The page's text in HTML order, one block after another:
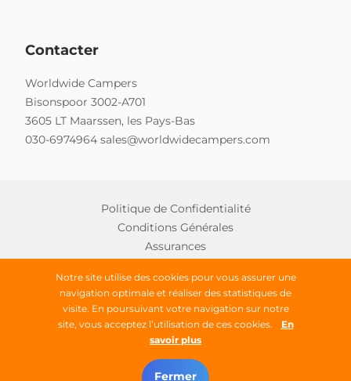
Notre site utilise des cookies pour vous assurer une
navigation optimale et réaliser des statistiques de
visite. En poursuivant votre navigation sur notre
site, vous acceptez l’utilisation de ces cookies.
En
savoir plus
Fermer
Contacter
Worldwide Campers
Bisonspoor 3002-A701
3605 LT Maarssen, les Pays-Bas
030-6974964 sales@worldwidecampers.com
Politique de Confidentialité
Conditions Générales
Assurances
Copyright © 2026 Worldwide Campers
Tous droits réservés
Trouver un camping-car